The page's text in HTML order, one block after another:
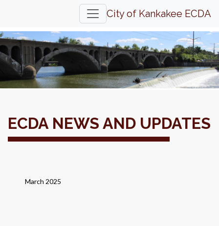
City of Kankakee ECDA
ECDA NEWS AND UPDATES
March 2025